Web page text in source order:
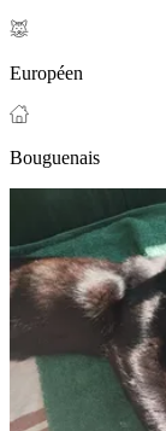
Européen
Bouguenais